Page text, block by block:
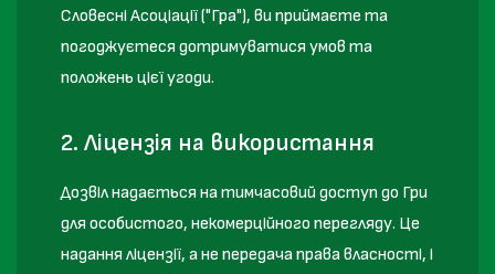
Словесні Асоціації ("Гра"), ви приймаєте та
погоджуєтеся дотримуватися умов та
положень цієї угоди.
2. Ліцензія на використання
Дозвіл надається на тимчасовий доступ до Гри
для особистого, некомерційного перегляду. Це
надання ліцензії, а не передача права власності, і